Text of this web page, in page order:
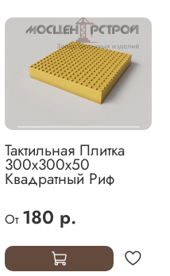
Тактильная Плитка
300х300х50
Квадратный Риф
От 180 р.